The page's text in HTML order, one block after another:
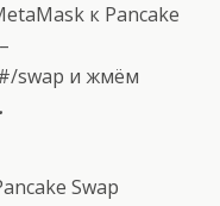
к Pancake
swap и жмём